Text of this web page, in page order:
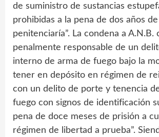
de suministro de sustancias
prohibidas a la pena de dos años de
penitenciaría”. La condena a A.N.B.
penalmente responsable de un
interno de arma de fuego bajo la
tener en depósito en régimen de
con un delito de porte y tenencia
fuego con signos de identificación
pena de doce meses de prisión a
régimen de libertad a prueba”.